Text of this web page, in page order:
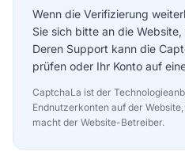
Wenn die Verifizierung
Sie sich bitte an die
Deren Support kann die
prüfen oder Ihr Konto auf
CaptchaLa ist der
Endnutzerkonten auf der
macht der Website-Betreiber.